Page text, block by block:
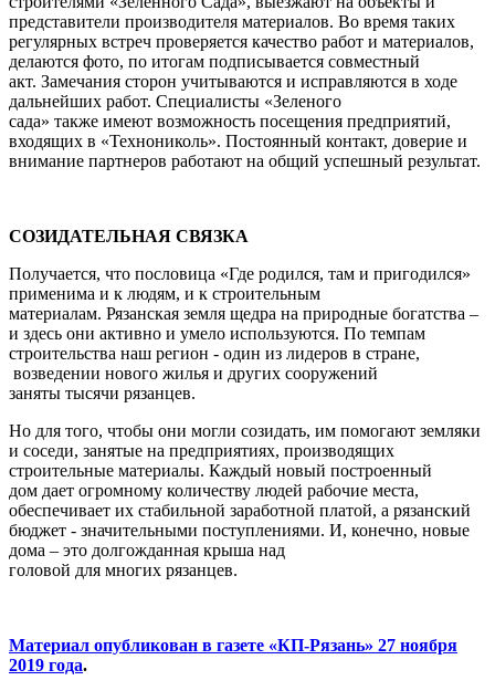
представители производителя материалов. Во время таких
регулярных встреч проверяется качество работ и материалов,
делаются фото, по итогам подписывается совместный
акт. Замечания сторон учитываются и исправляются в ходе
дальнейших работ. Специалисты «Зеленого
сада» также имеют возможность посещения предприятий,
входящих в «Технониколь». Постоянный контакт, доверие и
внимание партнеров работают на общий успешный результат.
СОЗИДАТЕЛЬНАЯ СВЯЗКА
Получается, что пословица «Где родился, там и пригодился»
применима и к людям, и к строительным
материалам. Рязанская земля щедра на природные богатства –
и здесь они активно и умело используются. По темпам
строительства наш регион - один из лидеров в стране,
возведении нового жилья и других сооружений
заняты тысячи рязанцев.
Но для того, чтобы они могли созидать, им помогают земляки
и соседи, занятые на предприятиях, производящих
строительные материалы. Каждый новый построенный
дом дает огромному количеству людей рабочие места,
обеспечивает их стабильной заработной платой, а рязанский
бюджет - значительными поступлениями. И, конечно, новые
дома – это долгожданная крыша над
головой для многих рязанцев.
Материал опубликован в газете «КП-Рязань» 27 ноября
2019 года.